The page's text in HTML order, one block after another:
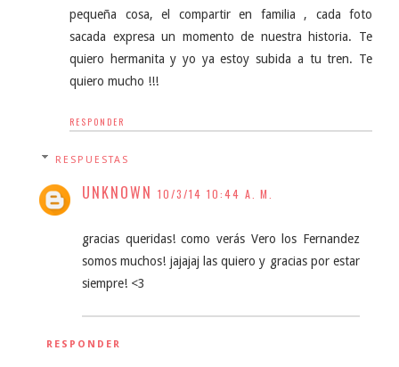
pequeña cosa, el compartir en familia , cada foto
sacada expresa un momento de nuestra historia. Te
quiero hermanita y yo ya estoy subida a tu tren. Te
quiero mucho !!!
RESPONDER
RESPUESTAS
UNKNOWN 10/3/14 10:44 A. M.
gracias queridas! como verás Vero los Fernandez
somos muchos! jajajaj las quiero y gracias por estar
siempre! <3
RESPONDER